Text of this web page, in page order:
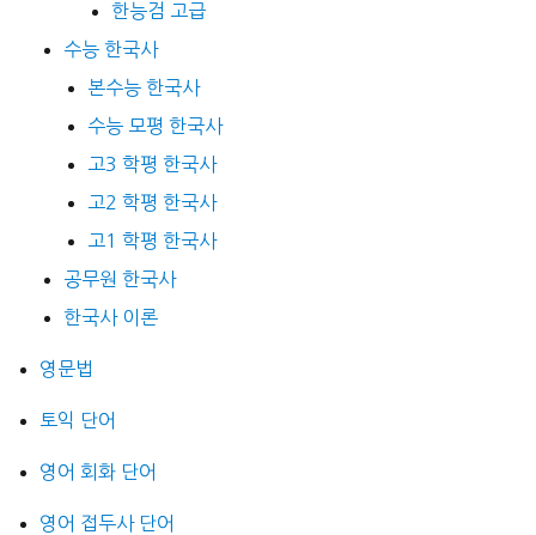
한능검 고급
수능 한국사
본수능 한국사
수능 모평 한국사
고3 학평 한국사
고2 학평 한국사
고1 학평 한국사
공무원 한국사
한국사 이론
영문법
토익 단어
영어 회화 단어
영어 접두사 단어